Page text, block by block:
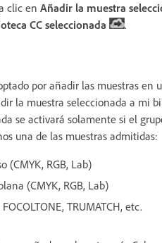
clic en Añadir la muestra
CC seleccionada
.
por añadir las muestras en
la muestra seleccionada a mi
se activará solamente si el
una de las muestras admitidas:
(CMYK, RGB, Lab)
(CMYK, RGB, Lab)
TRUMATCH, etc.